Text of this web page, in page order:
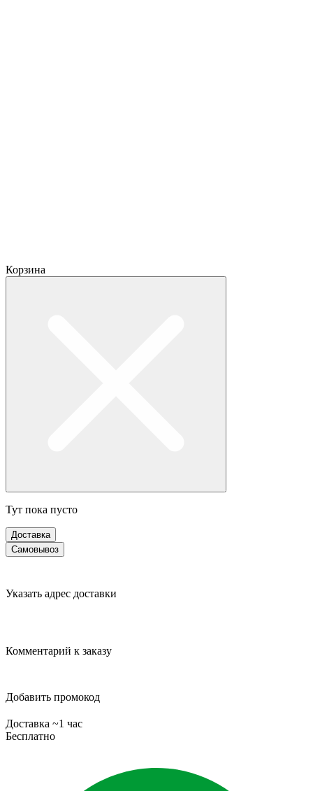
Корзина
Тут пока пусто
Доставка
Самовывоз
Указать адрес доставки
Комментарий к заказу
Добавить промокод
Доставка ~1 час
Бесплатно